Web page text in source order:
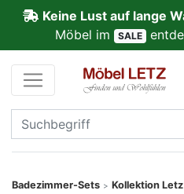
Keine Lust auf lange
Möbel im SALE
Badezimmer-Sets > Kollektion
Kundenmeinungen
Anmelden
PREMIUM
Schnell